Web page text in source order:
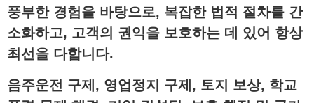
풍부한 경험을 바탕으로, 복잡한 법적 절차를 간
소화하고, 고객의 권익을 보호하는 데 있어 항상
최선을 다합니다.
음주운전 구제, 영업정지 구제, 토지 보상, 학교